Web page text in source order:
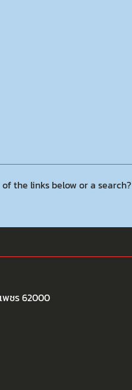
the links below or a search?
พชร 62000